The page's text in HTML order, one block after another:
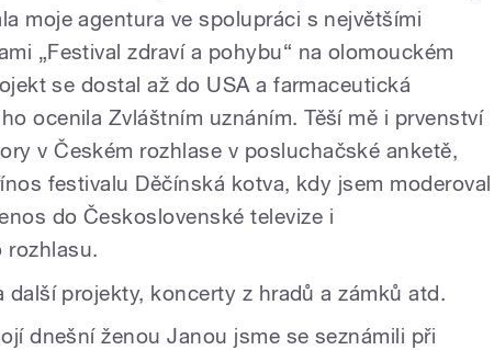
moje agentura ve spolupráci s největšími
„Festival zdraví a pohybu“ na olomouckém
se dostal až do USA a farmaceutická
ocenila Zvláštním uznáním. Těší mě i prvenství
v Českém rozhlase v posluchačské anketě,
festivalu Děčínská kotva, kdy jsem moderoval
do Československé televize i
rozhlasu.
další projekty, koncerty z hradů a zámků atd.
dnešní ženou Janou jsme se seznámili při